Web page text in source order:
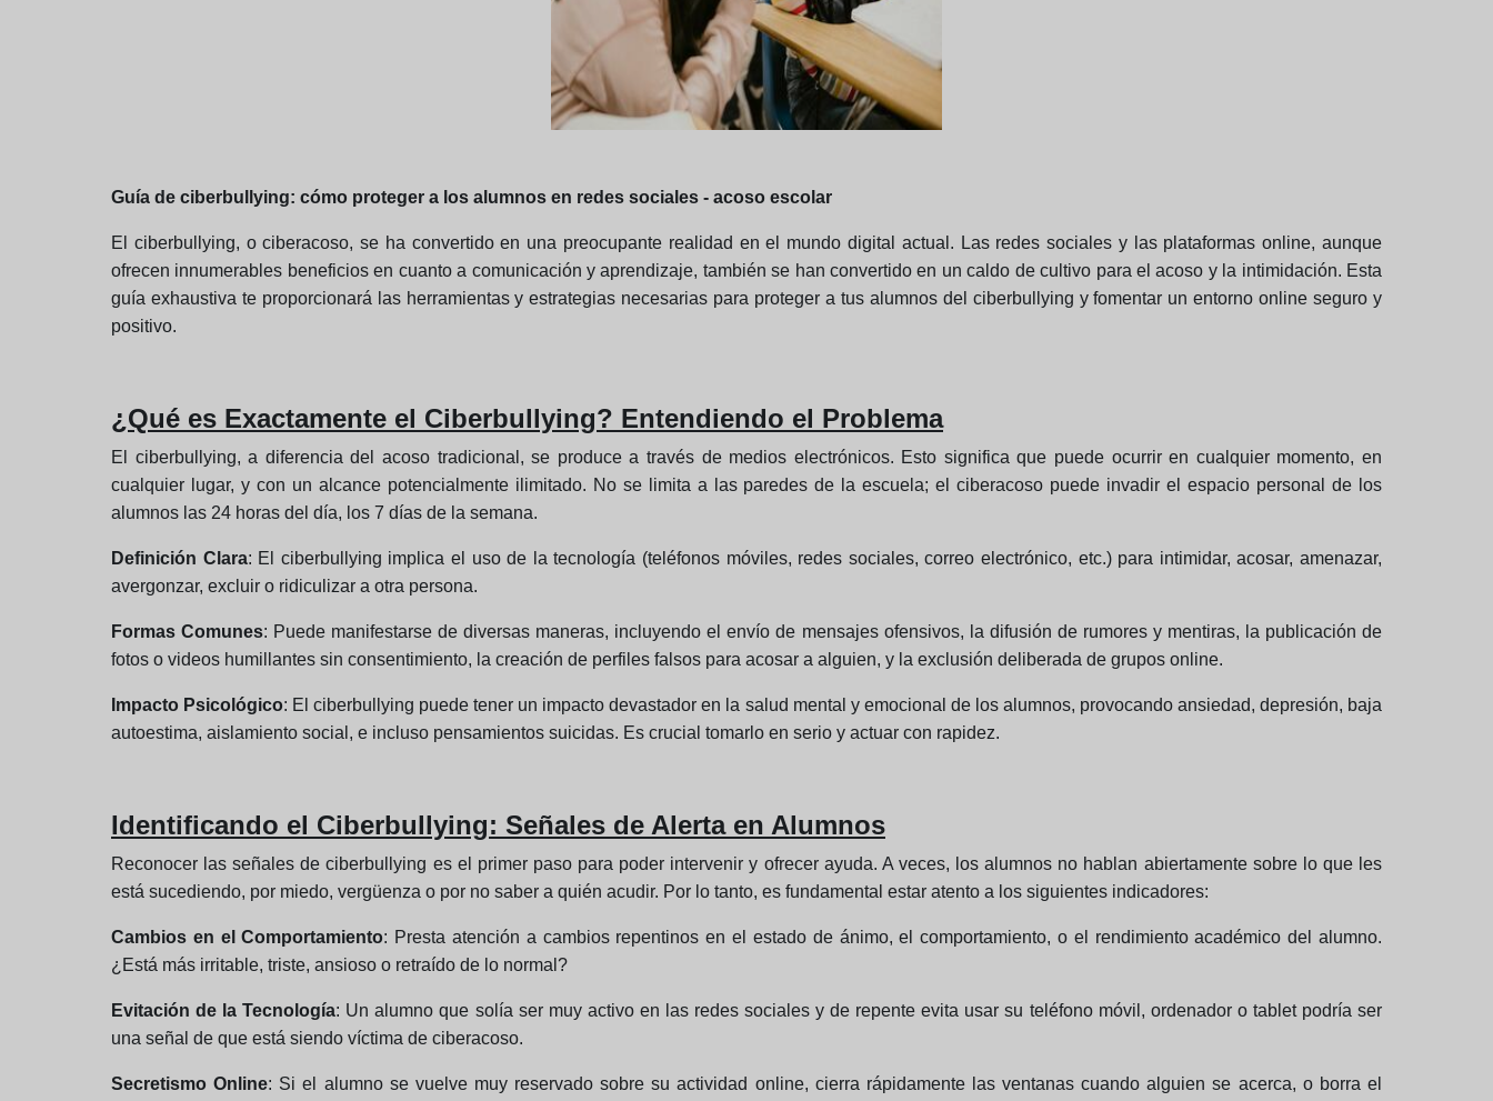
Guía de ciberbullying: cómo proteger a los alumnos en redes sociales - acoso escolar
El ciberbullying, o ciberacoso, se ha convertido en una preocupante realidad en el mundo digital actual. Las redes sociales y las plataformas online, aunque
ofrecen innumerables beneficios en cuanto a comunicación y aprendizaje, también se han convertido en un caldo de cultivo para el acoso y la intimidación. Esta
guía exhaustiva te proporcionará las herramientas y estrategias necesarias para proteger a tus alumnos del ciberbullying y fomentar un entorno online seguro y
positivo.
¿Qué es Exactamente el Ciberbullying? Entendiendo el Problema
El ciberbullying, a diferencia del acoso tradicional, se produce a través de medios electrónicos. Esto significa que puede ocurrir en cualquier momento, en
cualquier lugar, y con un alcance potencialmente ilimitado. No se limita a las paredes de la escuela; el ciberacoso puede invadir el espacio personal de los
alumnos las 24 horas del día, los 7 días de la semana.
Definición Clara: El ciberbullying implica el uso de la tecnología (teléfonos móviles, redes sociales, correo electrónico, etc.) para intimidar, acosar, amenazar,
avergonzar, excluir o ridiculizar a otra persona.
Formas Comunes: Puede manifestarse de diversas maneras, incluyendo el envío de mensajes ofensivos, la difusión de rumores y mentiras, la publicación de
fotos o videos humillantes sin consentimiento, la creación de perfiles falsos para acosar a alguien, y la exclusión deliberada de grupos online.
Impacto Psicológico: El ciberbullying puede tener un impacto devastador en la salud mental y emocional de los alumnos, provocando ansiedad, depresión, baja
autoestima, aislamiento social, e incluso pensamientos suicidas. Es crucial tomarlo en serio y actuar con rapidez.
Identificando el Ciberbullying: Señales de Alerta en Alumnos
Reconocer las señales de ciberbullying es el primer paso para poder intervenir y ofrecer ayuda. A veces, los alumnos no hablan abiertamente sobre lo que les
está sucediendo, por miedo, vergüenza o por no saber a quién acudir. Por lo tanto, es fundamental estar atento a los siguientes indicadores:
Cambios en el Comportamiento: Presta atención a cambios repentinos en el estado de ánimo, el comportamiento, o el rendimiento académico del alumno.
¿Está más irritable, triste, ansioso o retraído de lo normal?
Evitación de la Tecnología: Un alumno que solía ser muy activo en las redes sociales y de repente evita usar su teléfono móvil, ordenador o tablet podría ser
una señal de que está siendo víctima de ciberacoso.
Secretismo Online: Si el alumno se vuelve muy reservado sobre su actividad online, cierra rápidamente las ventanas cuando alguien se acerca, o borra el